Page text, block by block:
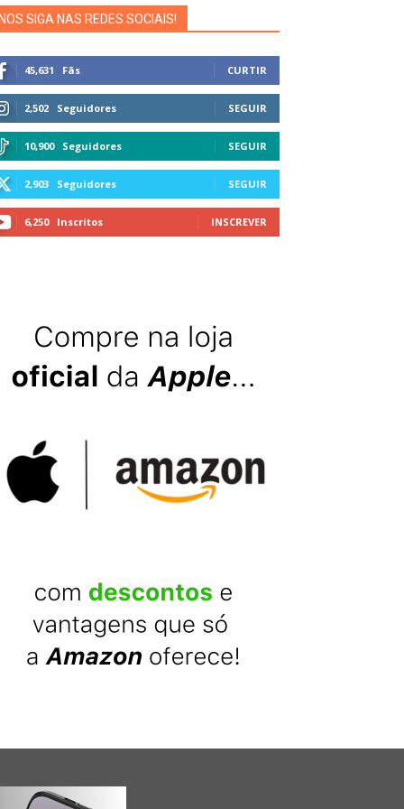
NOS SIGA NAS REDES SOCIAIS!
45,631 Fãs CURTIR
2,502 Seguidores SEGUIR
10,900 Seguidores SEGUIR
2,903 Seguidores SEGUIR
6,250 Inscritos INSCREVER